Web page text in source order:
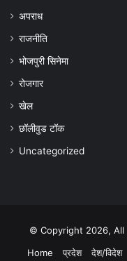
अपराध
राजनीति
भोजपुरी सिनेमा
रोजगार
खेल
छॉलीवुड टॉक
Uncategorized
© Copyright 2026,
Home
प्रदेश देश/विदेश